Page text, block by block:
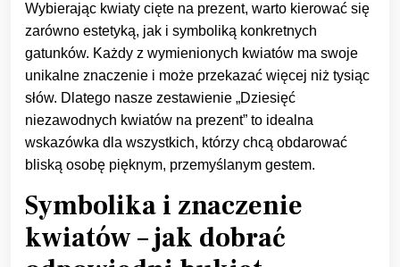
Wybierając kwiaty cięte na prezent, warto kierować się
zarówno estetyką, jak i symboliką konkretnych
gatunków. Każdy z wymienionych kwiatów ma swoje
unikalne znaczenie i może przekazać więcej niż tysiąc
słów. Dlatego nasze zestawienie „Dziesięć
niezawodnych kwiatów na prezent” to idealna
wskazówka dla wszystkich, którzy chcą obdarować
bliską osobę pięknym, przemyślanym gestem.
Symbolika i znaczenie
kwiatów – jak dobrać